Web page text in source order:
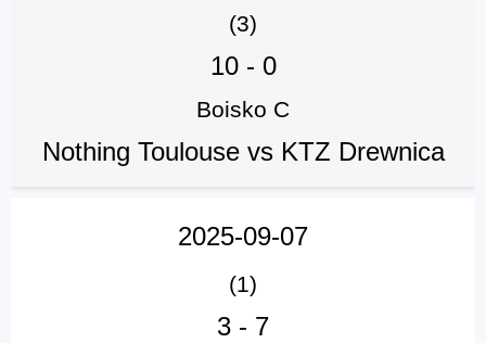
(3)
10- 0
Boisko C
Nothing Toulouse vs KTZ Drewnica
2025-09-07
(1)
3 - 7